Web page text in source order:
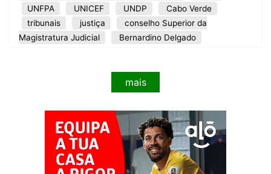
UNFPA
UNICEF UNDP
Cabo Verde
tribunais
justiça
conselho Superior da
Magistratura Judicial
Bernardino Delgado
mais